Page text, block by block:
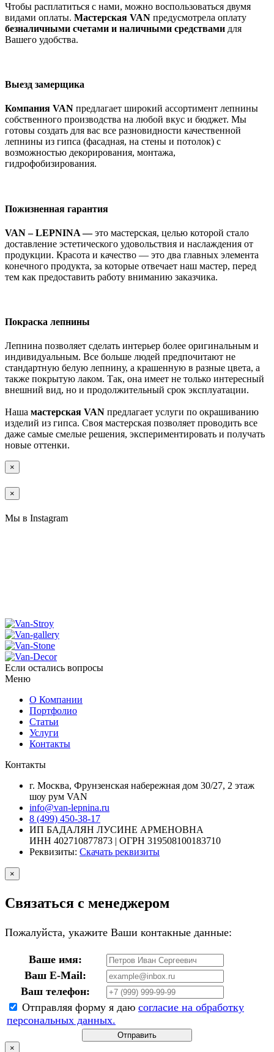
Чтобы расплатиться с нами, можно воспользоваться двумя
видами оплаты. Мастерская VAN предусмотрела оплату
безналичными счетами и наличными средствами для
Вашего удобства.
Выезд замерщика
Компания VAN предлагает широкий ассортимент лепнины
собственного производства на любой вкус и бюджет. Мы
готовы создать для вас все разновидности качественной
лепнины из гипса (фасадная, на стены и потолок) с
возможностью декорирования, монтажа,
гидрофобизирования.
Пожизненная гарантия
VAN – LEPNINA —это мастерская, целью которой стало
доставление эстетического удовольствия и наслаждения от
продукции. Красота и качество — это два главных элемента
конечного продукта, за которые отвечает наш мастер, перед
тем как предоставить работу вниманию заказчика.
Покраска лепнины
Лепнина позволяет сделать интерьер более оригинальным и
индивидуальным. Все больше людей предпочитают не
стандартную белую лепнину, а крашенную в разные цвета, а
также покрытую лаком. Так, она имеет не только интересный
внешний вид, но и продолжительный срок эксплуатации.
Наша мастерская VAN предлагает услуги по окрашиванию
изделий из гипса. Своя мастерская позволяет проводить все
даже самые смелые решения, экспериментировать и получать
новые оттенки.
×
×
Мы в Instagram
Если остались вопросы
Меню
О Компании
Портфолио
Статьи
Услуги
Контакты
Контакты
г. Москва, Фрунзенская набережная дом 30/27, 2 этаж
шоу рум VAN
info@van-lepnina.ru
8 (499) 450-38-17
ИП БАДАЛЯН ЛУСИНЕ АРМЕНОВНА
ИНН 402710877873 | ОГРН 319508100183710
Реквизиты: Скачать реквизиты
×
Связаться с менеджером
Пожалуйста, укажите Ваши контакные данные:
Ваше имя:
Ваш E-Mail:
Ваш телефон:
Отправляя форму я даю согласие на обработку
персональных данных.
Отправить
×